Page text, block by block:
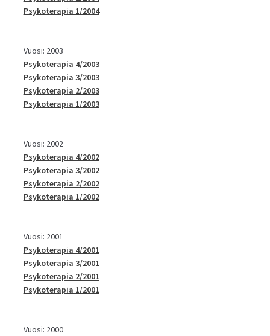
Psykoterapia 1/2004
Vuosi: 2003
Psykoterapia 4/2003
Psykoterapia 3/2003
Psykoterapia 2/2003
Psykoterapia 1/2003
Vuosi: 2002
Psykoterapia 4/2002
Psykoterapia 3/2002
Psykoterapia 2/2002
Psykoterapia 1/2002
Vuosi: 2001
Psykoterapia 4/2001
Psykoterapia 3/2001
Psykoterapia 2/2001
Psykoterapia 1/2001
Vuosi: 2000